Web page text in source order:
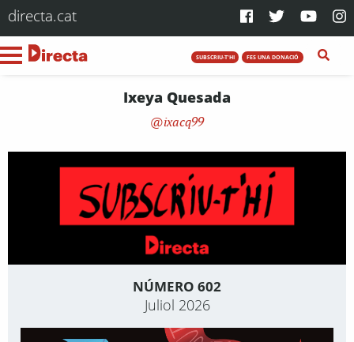
directa.cat
SUBSCRIU-T'HI FES UNA DONACIÓ
Ixeya Quesada
ixacq99
NÚMERO 602
Juliol 2026